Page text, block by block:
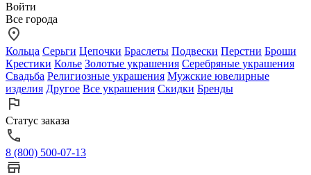
Войти
Все города
Кольца Серьги Цепочки Браслеты Подвески Перстни Броши
Крестики Колье Золотые украшения Серебряные украшения
Свадьба Религиозные украшения Мужские ювелирные
изделия Другое Все украшения Скидки Бренды
Статус заказа
8 (800) 500-07-13